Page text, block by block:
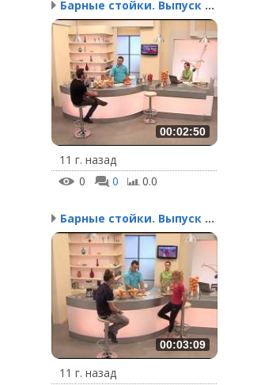
Барные стойки. Выпуск 145
00:02:50
11 г. назад
0
0 0.0
Барные стойки. Выпуск 144
00:03:09
11 г. назад